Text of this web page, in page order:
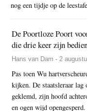
nog een tijdje op de
De Poortloze Poort
die drie keer zijn
Hans van Dam - 2
Pas toen Wu
kijken. De staatsleraar
geklemd, zijn hoofd
en ogen wijd opengesperd.